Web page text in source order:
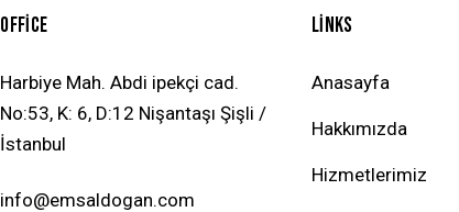
OFFICE
Harbiye Mah. Abdi ipekçi cad.
No:53, K: 6, D:12 Nişantaşı Şişli /
İstanbul
info@emsaldogan.com
LINKS
Anasayfa
Hakkımızda
Hizmetlerimiz